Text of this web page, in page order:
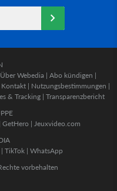
Über Webedia | Abo kündigen |
Kontakt | Nutzungsbestimmungen |
& Tracking | Transparenzbericht
GetHero | Jeuxvideo.com
| TikTok | WhatsApp
vorbehalten